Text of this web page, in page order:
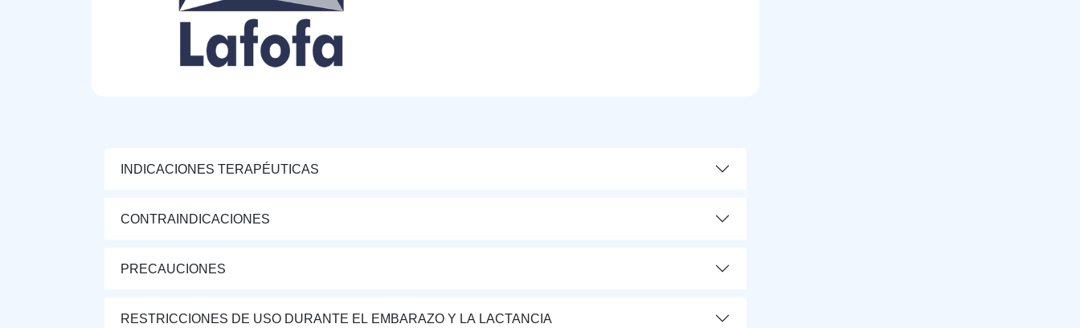
INDICACIONES TERAPÉUTICAS
CONTRAINDICACIONES
PRECAUCIONES
RESTRICCIONES DE USO DURANTE EL EMBARAZO Y LA LACTANCIA